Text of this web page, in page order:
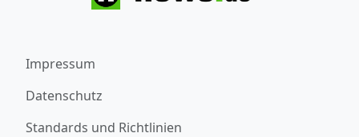
Impressum
Datenschutz
Standards und Richtlinien